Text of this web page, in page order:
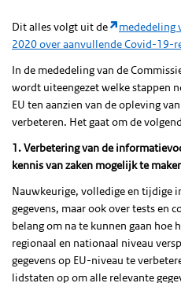
Dit alles volgt uit de
mededeling
2020 over aanvullende Covid-19-
In de mededeling van de
wordt uiteengezet welke stappen
EU ten aanzien van de opleving
verbeteren. Het gaat om de
1. Verbetering van de
kennis van zaken mogelijk te
Nauwkeurige, volledige en tijdige
gegevens, maar ook over tests en
belang om na te kunnen gaan hoe
regionaal en nationaal niveau
gegevens op EU-niveau te
lidstaten op om alle relevante